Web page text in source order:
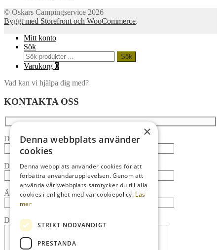
© Oskars Campingservice 2026
Byggt med Storefront och WooCommerce.
Mitt konto
Sök
Sök
efter:
Sök
Varukorg 0
Vad kan vi hjälpa dig med?
KONTAKTA OSS
Ditt namn
Din e-post
Ämne
Ditt meddelande (valfritt)
×
Denna webbplats använder
cookies
Denna webbplats använder cookies för att
förbättra användarupplevelsen. Genom att
använda vår webbplats samtycker du till alla
cookies i enlighet med vår cookiepolicy. Läs
mer
STRIKT NÖDVÄNDIGT
PRESTANDA